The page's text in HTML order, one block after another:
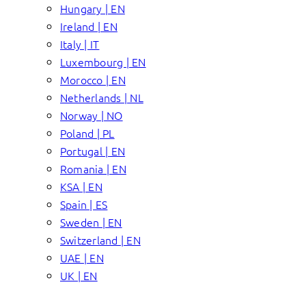
Hungary | EN
Ireland | EN
Italy | IT
Luxembourg | EN
Morocco | EN
Netherlands | NL
Norway | NO
Poland | PL
Portugal | EN
Romania | EN
KSA | EN
Spain | ES
Sweden | EN
Switzerland | EN
UAE | EN
UK | EN